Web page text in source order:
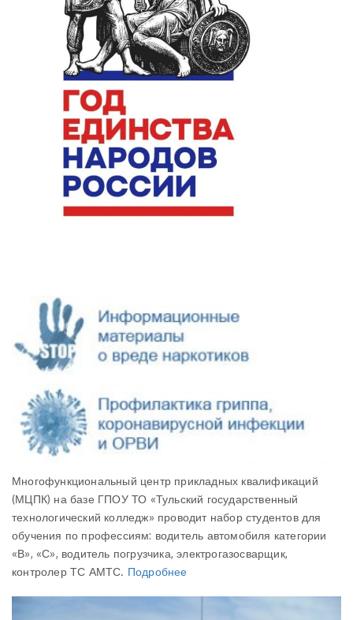
Многофункциональный центр прикладных квалификаций
(МЦПК) на базе ГПОУ ТО «Тульский государственный
технологический колледж» проводит набор студентов для
обучения по профессиям: водитель автомобиля категории
«В», «С», водитель погрузчика, электрогазосварщик,
контролер ТС АМТС. Подробнее